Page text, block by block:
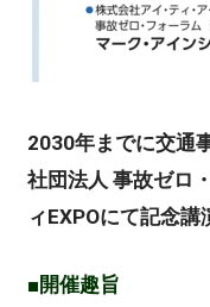
2030年までに交通
社団法人 事故ゼロ
ィEXPOにて記念講
■開催趣旨